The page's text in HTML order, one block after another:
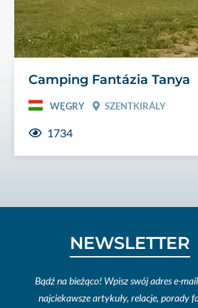
Camping Fantázia Tanya
WĘGRY SZENTKIRÁLY
1734
NEWSLETTER
Bądź na bieżąco! Wpisz swój adres e-
najciekawsze artykuły, relacje, porady